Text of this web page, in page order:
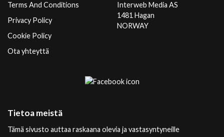
Terms And Conditions
Privacy Policy
Cookie Policy
Ota yhteyttä
Interweb Media AS
1481 Hagan
NORWAY
Tietoa meistä
Tämä sivusto auttaa raskaana olevia ja vastasyntyneille